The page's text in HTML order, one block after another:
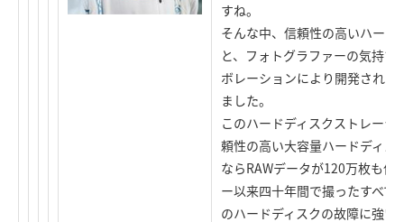
すね。
そんな中、信頼性の高いハー
と、フォトグラファーの気持
ボレーションにより開発され
ました。
このハードディスクストレー
頼性の高い大容量ハードディス
ならRAWデータが120万枚も
ー以来四十年間で撮ったすべて
のハードディスクの故障に強